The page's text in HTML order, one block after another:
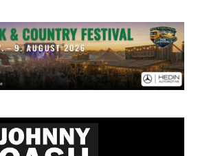
Bill Anderson und Shaboozey im Fokus
& The Hollywood Hillbillies
neues Album mit „Better Days
an
10.000 Leser